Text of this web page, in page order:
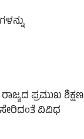
ಪ್ರಮುಖ ಶಿಕ್ಷಣ
ಸೇರಿದಂತೆ ವಿವಿಧ